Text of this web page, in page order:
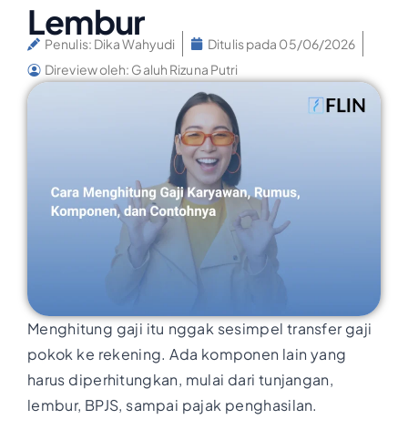
Lembur
Penulis: Dika Wahyudi Ditulis pada 05/06/2026
Direview oleh: Galuh Rizuna Putri
Menghitung gaji itu nggak sesimpel transfer gaji
pokok ke rekening. Ada komponen lain yang
harus diperhitungkan, mulai dari tunjangan,
lembur, BPJS, sampai pajak penghasilan.